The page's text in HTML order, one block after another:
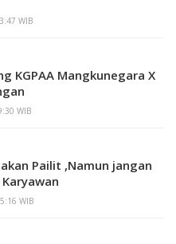
WIB
KGPAA Mangkunegara X
WIB
Pailit ,Namun jangan
WIB